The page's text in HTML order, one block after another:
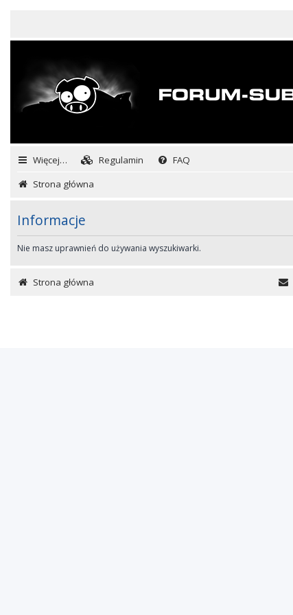
Więcej… Regulamin FAQ
Strona główna
Informacje
Nie masz uprawnień do używania wyszukiwarki.
Strona główna